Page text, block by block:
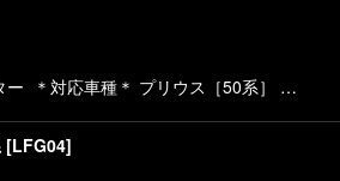
＊対応車種＊ プリウス［50系］ …
[LFG04]